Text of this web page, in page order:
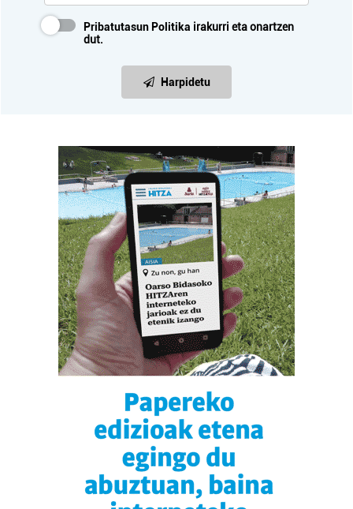
Pribatutasun Politika irakurri eta onartzen
dut.
Harpidetu